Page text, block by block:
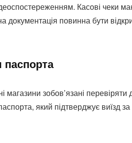
Касові чеки
документація повинна бути
паспорта
зобов’язані перевіряти
який підтверджує виїзд